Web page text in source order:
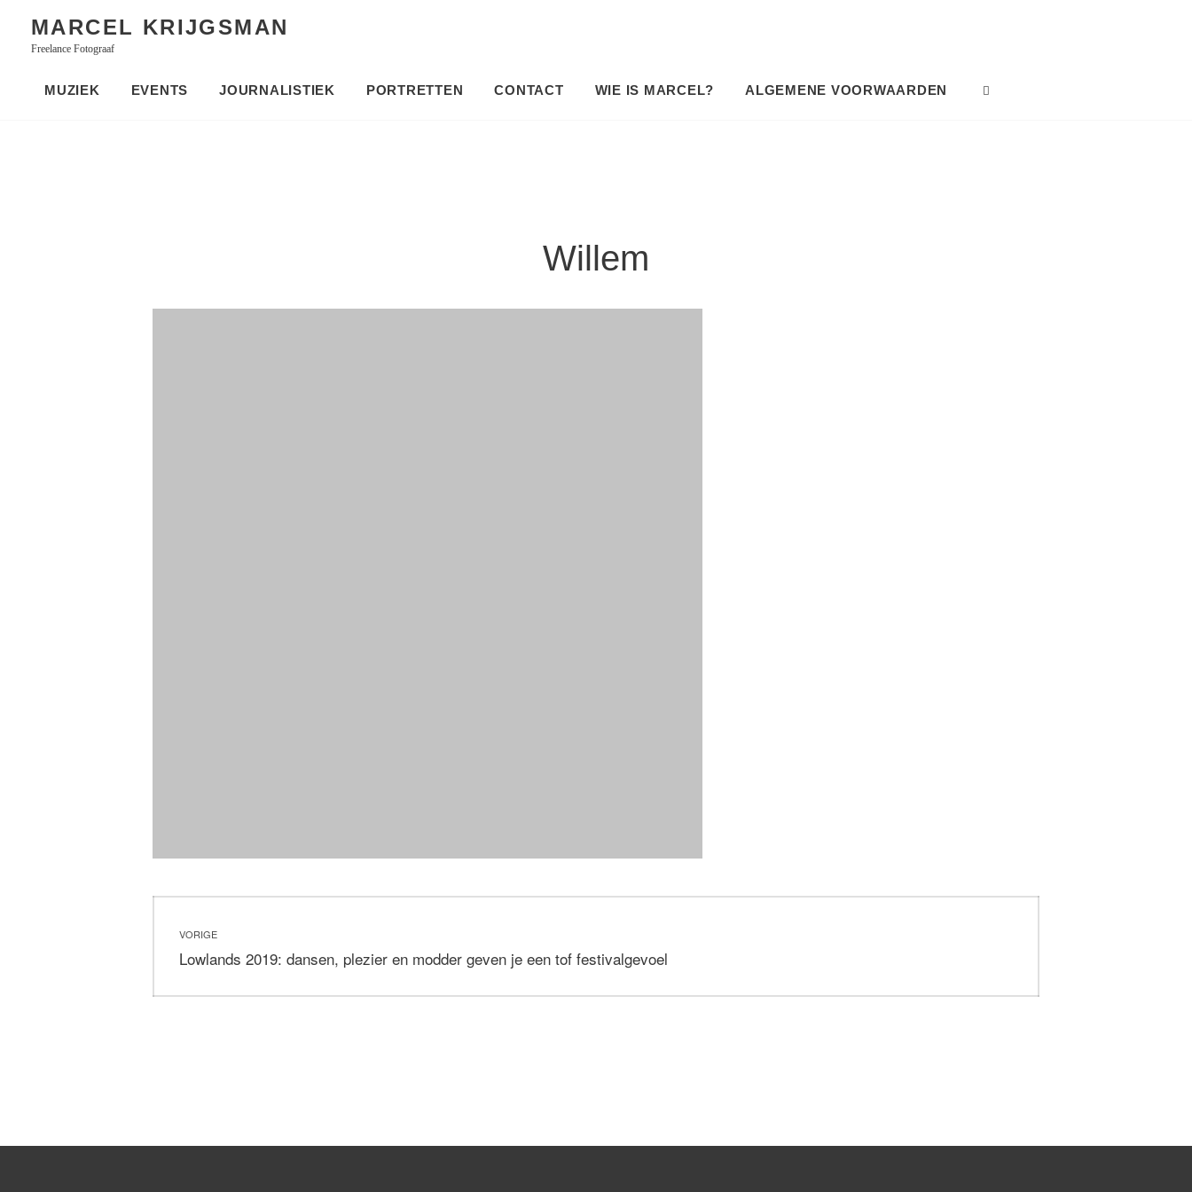
content
MARCEL KRIJGSMAN
Freelance Fotograaf
MUZIEK EVENTS JOURNALISTIEK PORTRETTEN CONTACT WIE IS MARCEL? ALGEMENE VOORWAARDEN
Willem
navigatie
VORIGE
Vorig
Lowlands 2019: dansen, plezier en modder geven je een tof festivalgevoel